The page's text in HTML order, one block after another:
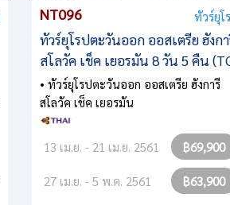
NT096 ทัวร์ยุโ
ทัวร์ยุโรปตะวันออก ออสเตรีย ฮังก
สโลวัค เช็ค เยอรมัน 8 วัน 5 คืน
• ทัวร์ยุโรปตะวันออก ออสเตรีย ฮังการี
สโลวัค เช็ค เยอรมัน
13 เม.ย. - 21 เม.ย. 2561 ฿69,900
27 เม.ย. - 5 พ.ค. 2561 ฿63,900